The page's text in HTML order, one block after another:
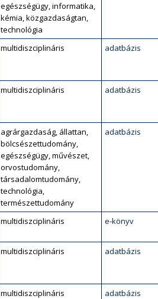
egészségügy, informatika,
kémia, közgazdaságtan,
technológia
multidiszciplináris adatbázis
multidiszciplináris adatbázis
agrárgazdaság, állattan,
bölcsészettudomány,
egészségügy, művészet,
orvostudomány,
társadalomtudomány,
technológia,
természettudomány
adatbázis
multidiszciplináris e-könyv
multidiszciplináris adatbázis
multidiszciplináris adatbázis